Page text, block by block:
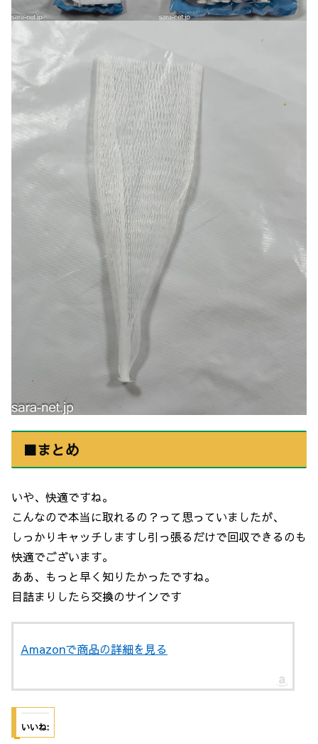
■まとめ
いや、快適ですね。
こんなので本当に取れるの？って思っていましたが、
しっかりキャッチしますし引っ張るだけで回収できるのも
快適でございます。
ああ、もっと早く知りたかったですね。
目詰まりしたら交換のサインです
Amazonで商品の詳細を見る
いいね: